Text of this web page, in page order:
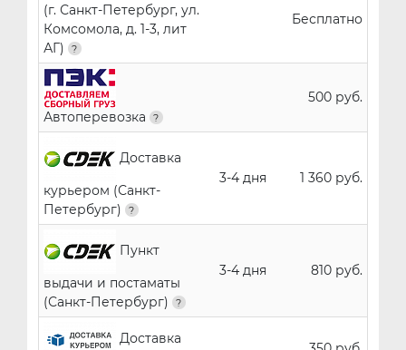
(г. Санкт-Петербург, ул.
Комсомола, д. 1-3, лит
АГ)
Бесплатно
Автоперевозка
500 руб.
Доставка
курьером (Санкт-
Петербург)
3-4 дня 1 360 руб.
Пункт
выдачи и постаматы
(Санкт-Петербург)
3-4 дня 810 руб.
Доставка